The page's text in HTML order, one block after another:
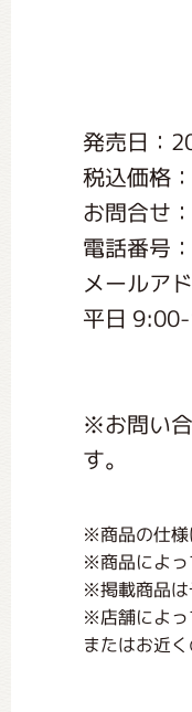
発売日：
税込価格
お問合せ
電話番号
メールア
平日
※お問い
す。
※商品の仕様
※商品によっ
※掲載商品は
※店舗によっ
またはお近
くまの